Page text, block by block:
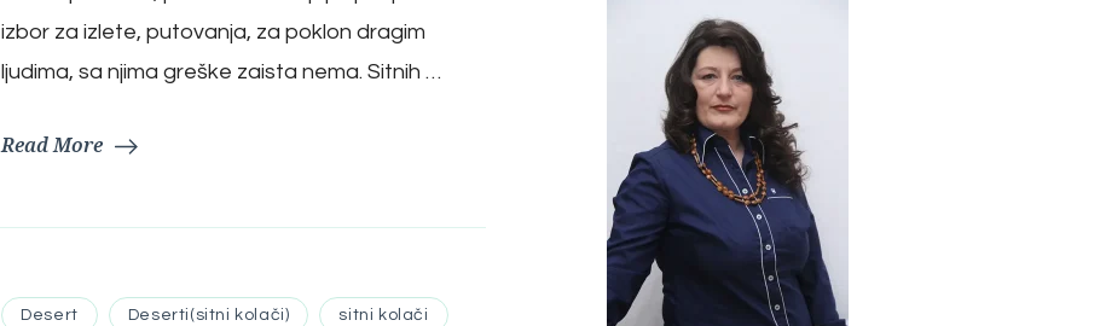
izbor za izlete, putovanja, za poklon dragim
ljudima, sa njima greške zaista nema. Sitnih …
Read More
Desert Deserti(sitni kolači) sitni kolači